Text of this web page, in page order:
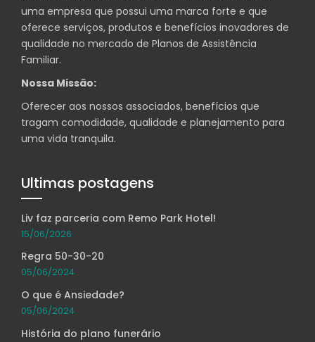
uma empresa que possui uma marca forte e que
oferece serviços, produtos e benefícios inovadores de
qualidade no mercado de Planos de Assistência
Familiar.
Nossa Missão:
Oferecer aos nossos associados, benefícios que
tragam comodidade, qualidade e planejamento para
uma vida tranquila.
Ultimas postagens
Liv faz parceria com Remo Park Hotel!
15/06/2026
Regra 50-30-20
05/06/2024
O que é Ansiedade?
05/06/2024
História do plano funerário